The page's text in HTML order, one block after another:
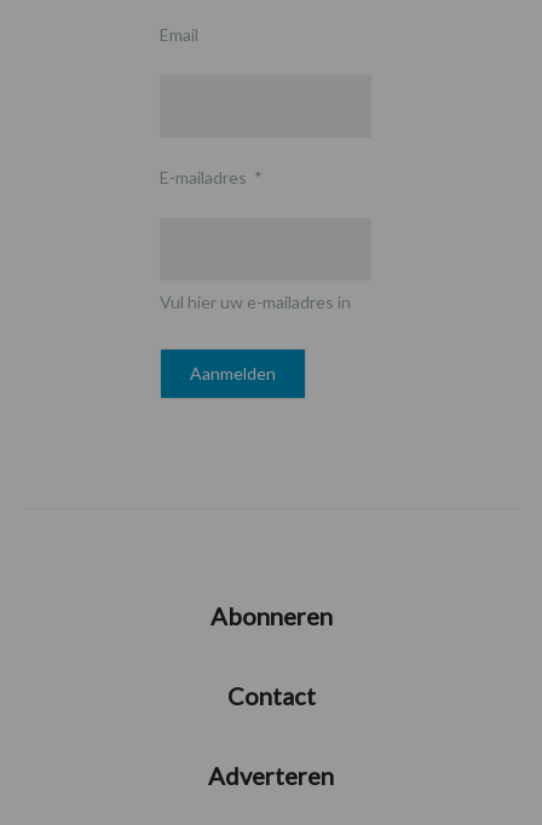
Email
E-mailadres *
Vul hier uw e-mailadres in
Abonneren
Contact
Adverteren